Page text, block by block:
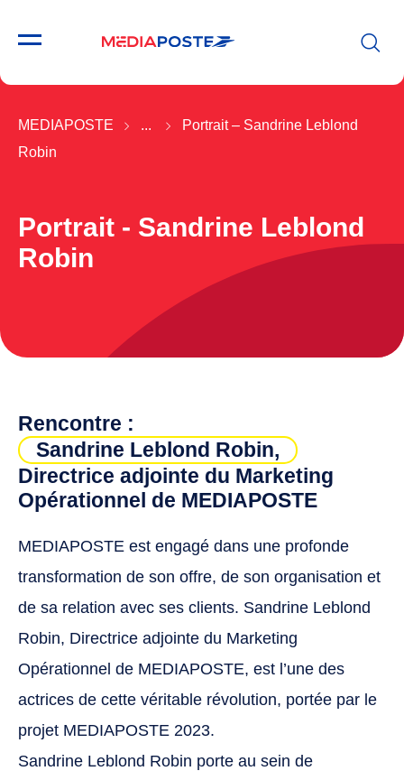
MEDIAPOSTE ...
Portrait – Sandrine Leblond
Robin
Portrait - Sandrine Leblond
Robin
Rencontre :
Sandrine Leblond Robin,
Directrice adjointe du Marketing
Opérationnel de MEDIAPOSTE
MEDIAPOSTE est engagé dans une profonde
transformation de son offre, de son organisation et
de sa relation avec ses clients. Sandrine Leblond
Robin, Directrice adjointe du Marketing
Opérationnel de MEDIAPOSTE, est l’une des
actrices de cette véritable révolution, portée par le
projet MEDIAPOSTE 2023.
Sandrine Leblond Robin porte au sein de